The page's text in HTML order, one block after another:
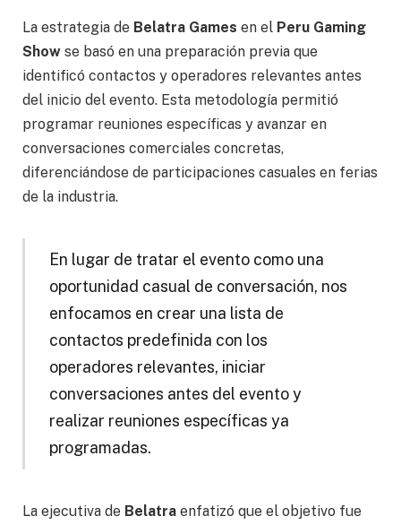
La estrategia de Belatra Games en el Peru Gaming
Show se basó en una preparación previa que
identificó contactos y operadores relevantes antes
del inicio del evento. Esta metodología permitió
programar reuniones específicas y avanzar en
conversaciones comerciales concretas,
diferenciándose de participaciones casuales en ferias
de la industria.
En lugar de tratar el evento como una
oportunidad casual de conversación, nos
enfocamos en crear una lista de
contactos predefinida con los
operadores relevantes, iniciar
conversaciones antes del evento y
realizar reuniones específicas ya
programadas.
La ejecutiva de Belatra enfatizó que el objetivo fue